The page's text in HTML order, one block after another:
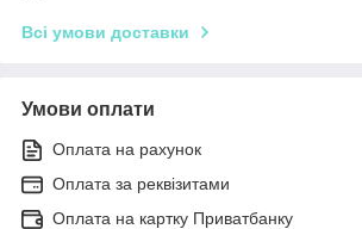
Всі умови доставки
Умови оплати
Оплата на рахунок
Оплата за реквізитами
Оплата на картку Приватбанку